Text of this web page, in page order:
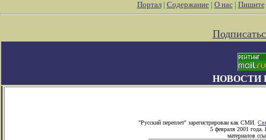
Портал| Содержание| О нас| Пишите
НОВОСТИ
"Русский переплет" зарегистрирован как СМИ.
5 февраля 2001 года.
материалов